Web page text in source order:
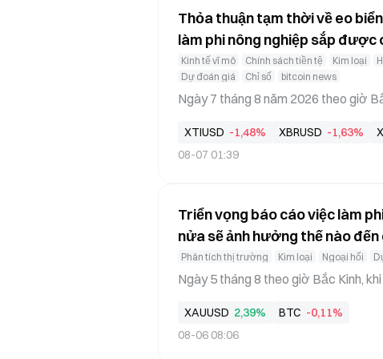
Thỏa thuận tạm thời về eo
làm phi nông nghiệp sắp
định giá lại ra sao?
Kinh tế vĩ mô Chính sách tiền tệ Kim loại
Dự đoán giá
Chỉ số bitcoin news
Ngày 7 tháng 8 năm 2026 theo giờ
nông nghiệp tháng 7 sắp được
ộng rãi là căn cứ then chốt để phán
XTIUSD -1,48% XBRUSD -1,63%
08-07 01:39
Triển vọng báo cáo việc làm
nửa sẽ ảnh hưởng thế nào đến
và Bitcoin?
Phân tích thị trường Kim loại Ngoại hối
Ngày 5 tháng 8 theo giờ Bắc Kinh,
á của thị trường tài chính toàn cầu
ed). Là “tiêu chuẩn vàng” để đo
XAUUSD 2,39% BTC -0,11%
08-06 08:06